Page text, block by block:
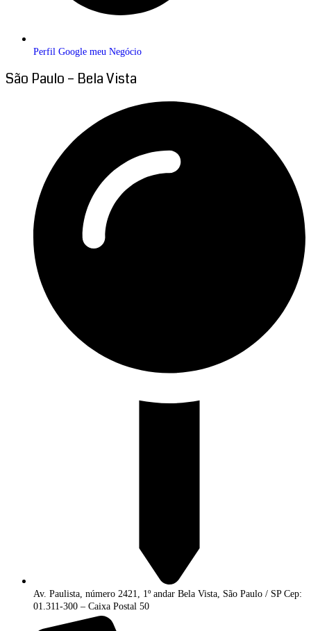
Perfil Google meu Negócio
São Paulo – Bela Vista
Av. Paulista, número 2421, 1º andar Bela Vista, São Paulo / SP Cep:
01.311-300 – Caixa Postal 50